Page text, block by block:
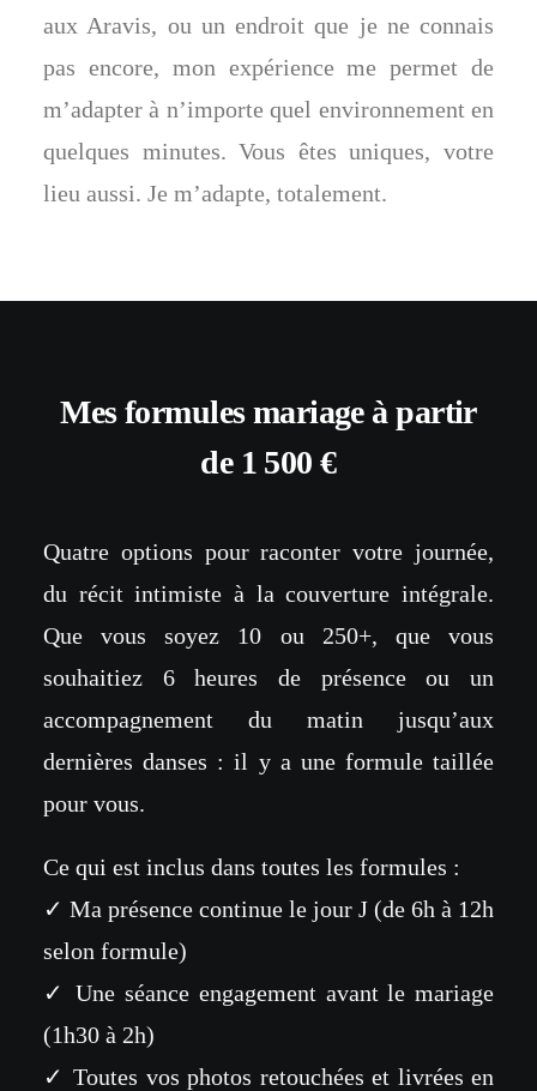
aux Aravis, ou un endroit que je ne connais
pas encore, mon expérience me permet de
m’adapter à n’importe quel environnement en
quelques minutes. Vous êtes uniques, votre
lieu aussi. Je m’adapte, totalement.
Mes formules mariage à partir
de 1 500 €
Quatre options pour raconter votre journée,
du récit intimiste à la couverture intégrale.
Que vous soyez 10 ou 250+, que vous
souhaitiez 6 heures de présence ou un
accompagnement du matin jusqu’aux
dernières danses : il y a une formule taillée
pour vous.
Ce qui est inclus dans toutes les formules :
✓ Ma présence continue le jour J (de 6h à 12h
selon formule)
✓ Une séance engagement avant le mariage
(1h30 à 2h)
✓ Toutes vos photos retouchées et livrées en